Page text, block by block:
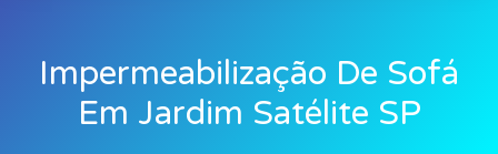
Impermeabilização De Sofá
Em Jardim Satélite SP